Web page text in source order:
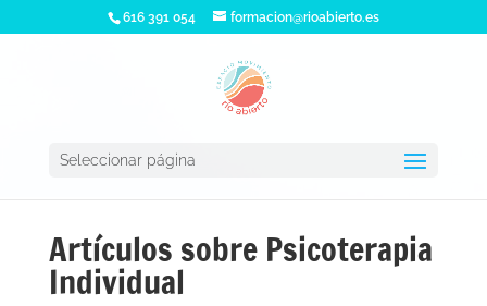
616 391 054 formacion@rioabierto.es
Seleccionar página
Artículos sobre Psicoterapia
Individual